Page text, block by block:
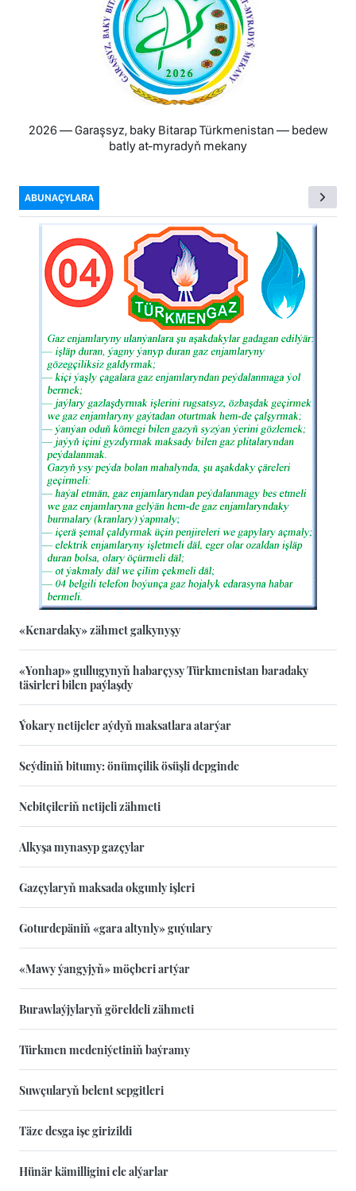
2026 — Garaşsyz, baky Bitarap Türkmenistan — bedew
batly at-myradyň mekany
ABUNAÇYLARA
«Kenardaky» zähmet galkynyşy
«Yonhap» gullugynyň habarçysy Türkmenistan baradaky
täsirleri bilen paýlaşdy
Ýokary netijeler aýdyň maksatlara atarýar
Seýdiniň bitumy: önümçilik ösüşli depginde
Nebitçileriň netijeli zähmeti
Alkyşa mynasyp gazçylar
Gazçylaryň maksada okgunly işleri
Goturdepäniň «gara altynly» guýulary
«Mawy ýangyjyň» möçberi artýar
Burawlaýjylaryň göreldeli zähmeti
Türkmen medeniýetiniň baýramy
Suwçularyň belent sepgitleri
Täze desga işe girizildi
Hünär kämilligini ele alýarlar